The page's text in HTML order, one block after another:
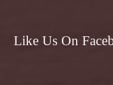
Like Us On